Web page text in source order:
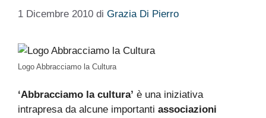
1 Dicembre 2010 di Grazia Di Pierro
Logo Abbracciamo la Cultura
‘Abbracciamo la cultura’ è una iniziativa
intrapresa da alcune importanti associazioni